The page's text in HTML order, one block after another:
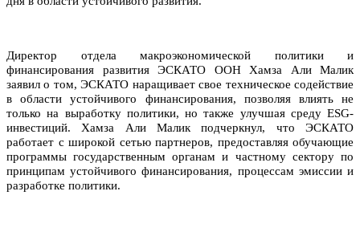
Директор отдела макроэкономической политики и
финансирования развития ЭСКАТО ООН Хамза Али Малик
заявил о том, ЭСКАТО наращивает свое техническое содействие
в области устойчивого финансирования, позволяя влиять не
только на выработку политики, но также улучшая среду ESG-
инвестиций. Хамза Али Малик подчеркнул, что ЭСКАТО
работает с широкой сетью партнеров, предоставляя обучающие
программы государственным органам и частному сектору по
принципам устойчивого финансирования, процессам эмиссии и
разработке политики.